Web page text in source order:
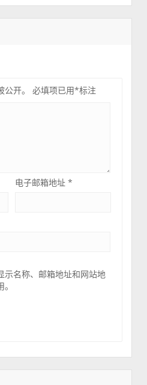
开。 必填项已用*标注
电子邮箱地址*
示名称、邮箱地址和网站地